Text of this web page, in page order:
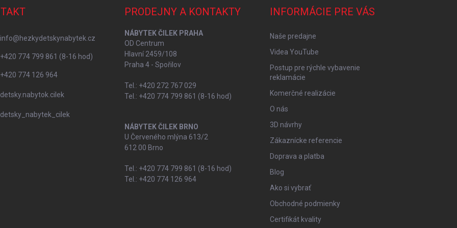
info@hezkydetskynabytek.cz
+420 774 799 861 (8-16 hod)
+420 774 126 964
detsky.nabytok.cilek
detsky_nabytek_cilek
PRODEJNY A KONTAKTY
NÁBYTEK ČILEK PRAHA
OD Centrum
Hlavní 2459/108
Praha 4 - Spořilov
Tel.: +420 272 767 029
Tel.: +420 774 799 861 (8-16 hod)
NÁBYTEK ČILEK BRNO
U Červeného mlýna 613/2
612 00 Brno
Tel.: +420 774 799 861 (8-16 hod)
Tel.: +420 774 126 964
INFORMÁCIE PRE VÁS
Naše predajne
Videa YouTube
Postup pre rýchle vybavenie
reklamácie
Komerčné realizácie
O nás
3D návrhy
Zákaznícke referencie
Doprava a platba
Blog
Ako si vybrať
Obchodné podmienky
Certifikát kvality